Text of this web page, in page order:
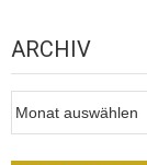
ARCHIV